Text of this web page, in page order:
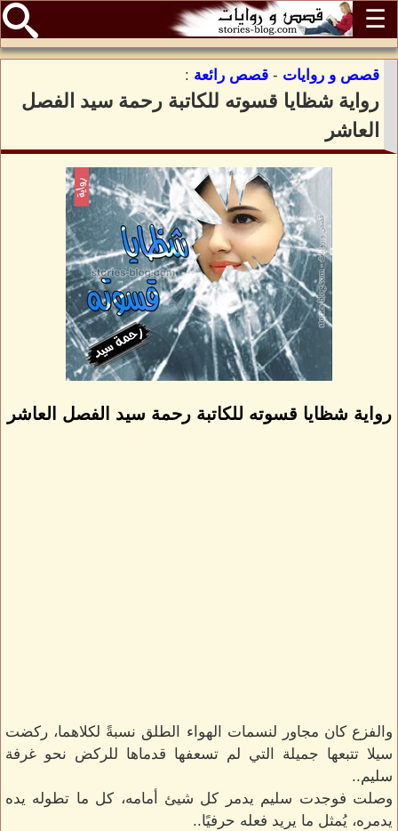
☰
قصص و روايات - قصص رائعة :
رواية شظايا قسوته للكاتبة رحمة سيد الفصل
العاشر
رواية شظايا قسوته للكاتبة رحمة سيد الفصل العاشر
والفزع كان مجاور لنسمات الهواء الطلق نسبةً لكلاهما، ركضت
سيلا تتبعها جميلة التي لم تسعفها قدماها للركض نحو غرفة
سليم..
وصلت فوجدت سليم يدمر كل شيئ أمامه، كل ما تطوله يده
يدمره، يُمثل ما يريد فعله حرفيًا..